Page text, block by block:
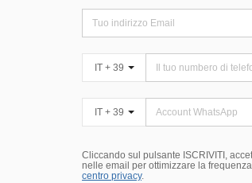
IT + 39
IT + 39
Cliccando sul pulsante ISCRIVITI,
nelle email per ottimizzare la
centro privacy.